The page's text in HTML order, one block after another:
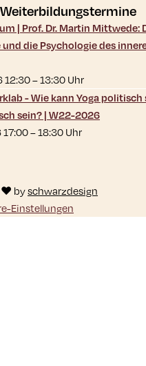
| Prof. Dr. Martin Mittwede:
die Psychologie des
12:30–13:30Uhr
- Wie kann Yoga
sein? | W22-2026
–18:30Uhr
♥ byschwarzdesign
Einstellungen